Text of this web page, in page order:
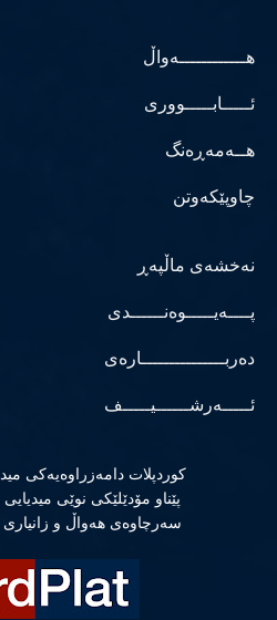
هــــــــــــەواڵ
ئـــــابـــــووری
هــەمەڕەنگ
چاوپێکەوتن
نەخشەی ماڵپەڕ
پــــەیـــــوەنــــــدی
دەربـــــــــــــــارەی
ئـــــەرشــــــیـــــف
كوردپلات دامەزراوەیەكی
پێناو مۆدێلێكی نوێی
سەرچاوەی هەواڵ و زانیاری